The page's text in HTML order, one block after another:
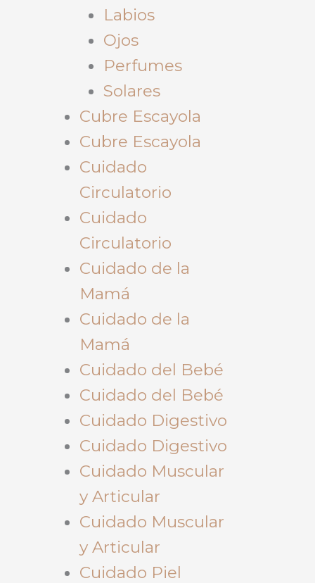
Labios
Ojos
Perfumes
Solares
Cubre Escayola
Cubre Escayola
Cuidado
Circulatorio
Cuidado
Circulatorio
Cuidado de la
Mamá
Cuidado de la
Mamá
Cuidado del Bebé
Cuidado del Bebé
Cuidado Digestivo
Cuidado Digestivo
Cuidado Muscular
y Articular
Cuidado Muscular
y Articular
Cuidado Piel